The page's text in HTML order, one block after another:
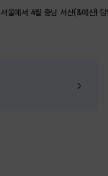
서울에서 4월 충남 서산(&예산) 당